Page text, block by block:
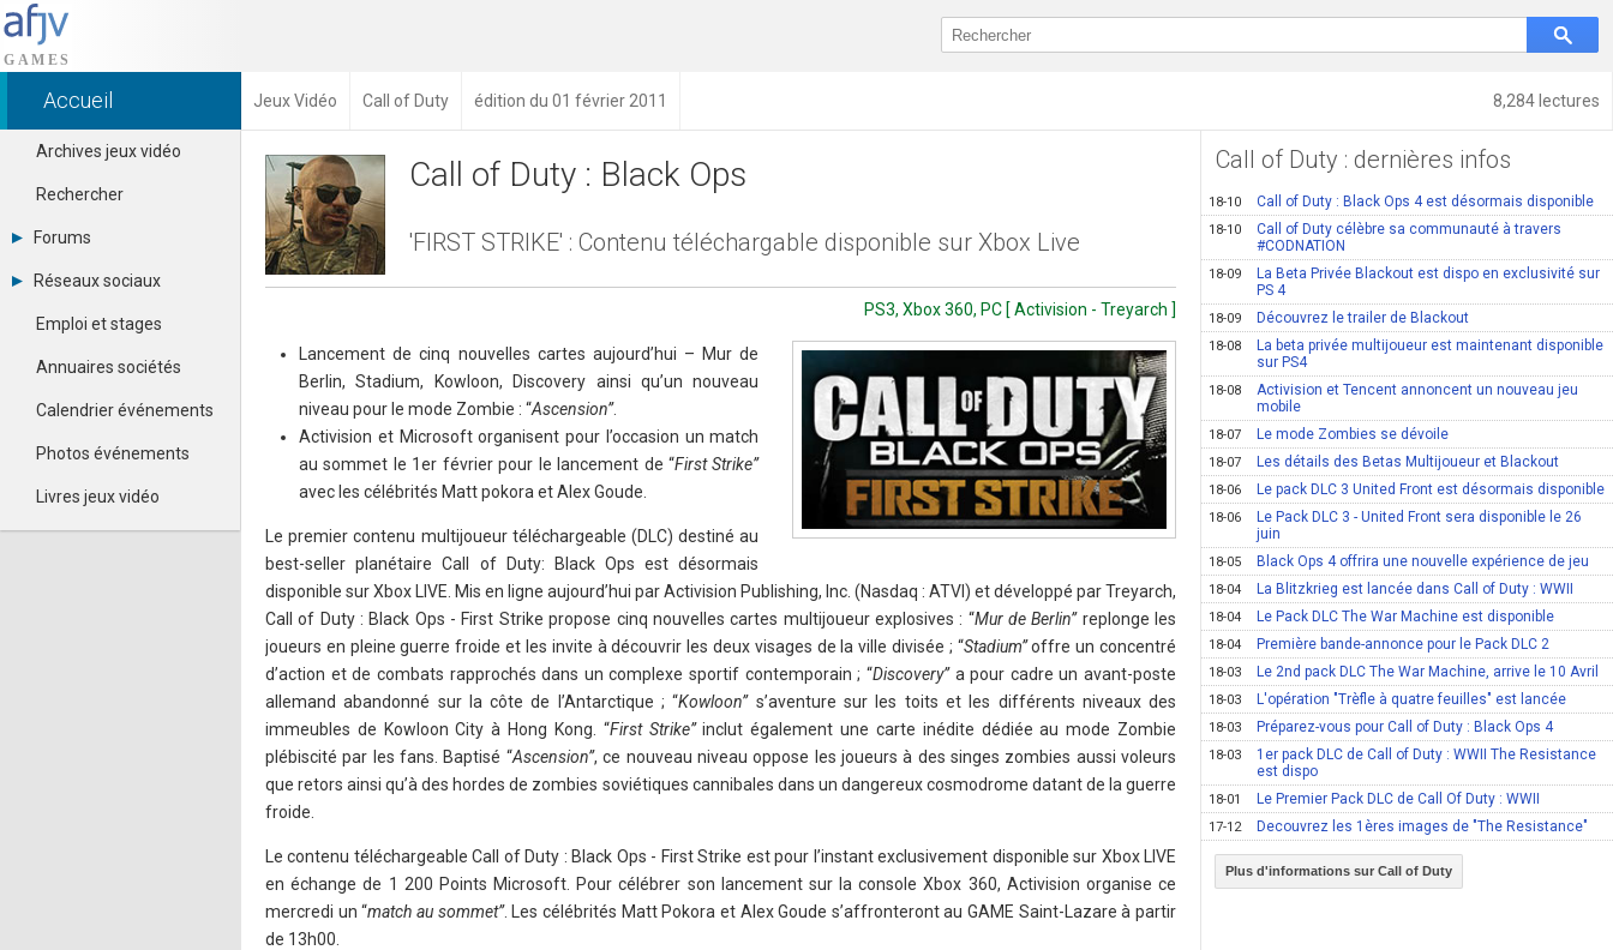
8,284 lectures
Accueil Jeux Vidéo Call of Duty édition du 01 février 2011
Archives jeux vidéo
Rechercher
Forums
Tous les forums
Se connecter
Contacter un modérateur
Réseaux sociaux
Dailymotion
Facebook
Google+
Pinterest
Youtube
Emploi et stages
Annuaires sociétés
Calendrier événements
Photos événements
Livres jeux vidéo
Call of Duty : Black Ops
'FIRST STRIKE' : Contenu téléchargable disponible sur Xbox Live
PS3, Xbox 360, PC [ Activision - Treyarch ]
Lancement de cinq nouvelles cartes aujourd’hui – Mur de
Berlin, Stadium, Kowloon, Discovery ainsi qu’un nouveau
niveau pour le mode Zombie : “Ascension”.
Activision et Microsoft organisent pour l’occasion un match
au sommet le 1er février pour le lancement de “First Strike”
avec les célébrités Matt pokora et Alex Goude.
Le premier contenu multijoueur téléchargeable (DLC) destiné au
best-seller planétaire Call of Duty: Black Ops est désormais
disponible sur Xbox LIVE. Mis en ligne aujourd’hui par Activision Publishing, Inc. (Nasdaq : ATVI) et développé par Treyarch,
Call of Duty : Black Ops - First Strike propose cinq nouvelles cartes multijoueur explosives : “Mur de Berlin”replonge les
joueurs en pleine guerre froide et les invite à découvrir les deux visages de la ville divisée ; “Stadium”offre un concentré
d’action et de combats rapprochés dans un complexe sportif contemporain ; “Discovery”a pour cadre un avant-poste
allemand abandonné sur la côte de l’Antarctique ; “Kowloon”s’aventure sur les toits et les différents niveaux des
immeubles de Kowloon City à Hong Kong. “First Strike”inclut également une carte inédite dédiée au mode Zombie
plébiscité par les fans. Baptisé “Ascension”, ce nouveau niveau oppose les joueurs à des singes zombies aussi voleurs
que retors ainsi qu’à des hordes de zombies soviétiques cannibales dans un dangereux cosmodrome datant de la guerre
froide.
Le contenu téléchargeable Call of Duty : Black Ops - First Strike est pour l’instant exclusivement disponible sur Xbox LIVE
en échange de 1 200 Points Microsoft. Pour célébrer son lancement sur la console Xbox 360, Activision organise ce
mercredi un “match au sommet”. Les célébrités Matt Pokora et Alex Goude s’affronteront au GAME Saint-Lazare à partir
de 13h00.
Call of Duty : dernières infos
18-10 Call of Duty : Black Ops 4 est désormais disponible
18-10
Call of Duty célèbre sa communauté à travers
#CODNATION
18-09
La Beta Privée Blackout est dispo en exclusivité sur
PS 4
18-09 Découvrez le trailer de Blackout
18-08
La beta privée multijoueur est maintenant disponible
sur PS4
18-08
Activision et Tencent annoncent un nouveau jeu
mobile
18-07 Le mode Zombies se dévoile
18-07 Les détails des Betas Multijoueur et Blackout
18-06 Le pack DLC 3 United Front est désormais disponible
18-06
Le Pack DLC 3 - United Front sera disponible le 26
juin
18-05 Black Ops 4 offrira une nouvelle expérience de jeu
18-04 La Blitzkrieg est lancée dans Call of Duty : WWII
18-04 Le Pack DLC The War Machine est disponible
18-04 Première bande-annonce pour le Pack DLC 2
18-03 Le 2nd pack DLC The War Machine, arrive le 10 Avril
18-03 L'opération "Trèfle à quatre feuilles" est lancée
18-03 Préparez-vous pour Call of Duty : Black Ops 4
18-03
1er pack DLC de Call of Duty : WWII The Resistance
est dispo
18-01 Le Premier Pack DLC de Call Of Duty : WWII
17-12 Decouvrez les 1ères images de "The Resistance"
Plus d'informations sur Call of Duty